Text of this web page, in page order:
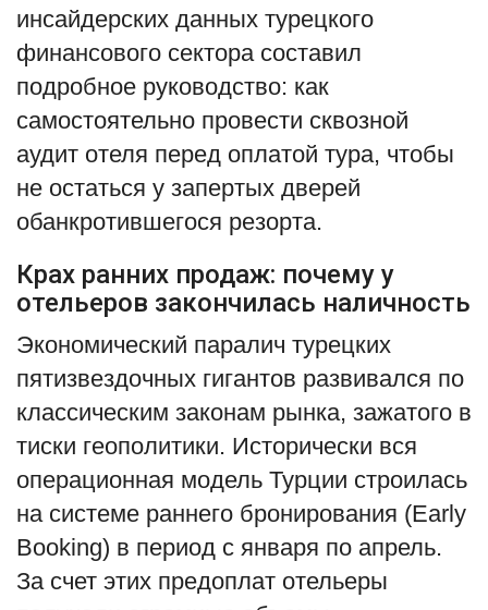
инсайдерских данных турецкого
финансового сектора составил
подробное руководство: как
самостоятельно провести сквозной
аудит отеля перед оплатой тура, чтобы
не остаться у запертых дверей
обанкротившегося резорта.
Крах ранних продаж: почему у
отельеров закончилась наличность
Экономический паралич турецких
пятизвездочных гигантов развивался по
классическим законам рынка, зажатого в
тиски геополитики. Исторически вся
операционная модель Турции строилась
на системе раннего бронирования (Early
Booking) в период с января по апрель.
За счет этих предоплат отельеры